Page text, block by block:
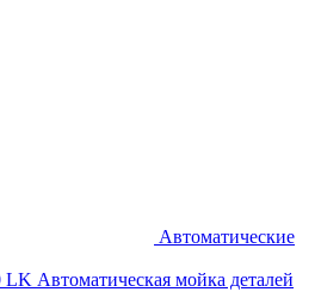
Автоматические
LK Автоматическая мойка деталей